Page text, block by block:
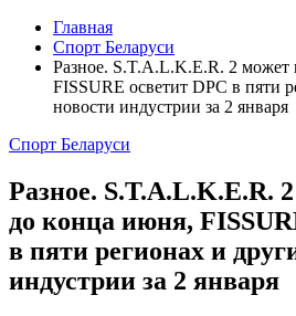
Главная
Спорт Беларуси
Разное. S.T.A.L.K.E.R. 2
FISSURE осветит DPC в пяти
новости индустрии за 2 января
Спорт Беларуси
Разное. S.T.A.L.K.E.R.
до конца июня,
в пяти регионах и
индустрии за 2 января